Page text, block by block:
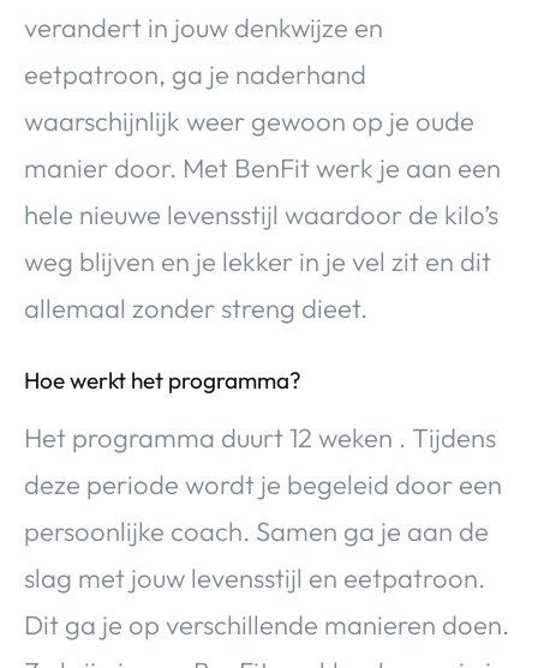
verandert in jouw denkwijze en
eetpatroon, ga je naderhand
waarschijnlijk weer gewoon op je oude
manier door. Met BenFit werk je aan een
hele nieuwe levensstijl waardoor de kilo’s
weg blijven en je lekker in je vel zit en dit
allemaal zonder streng dieet.
Hoe werkt het programma?
Het programma duurt 12 weken . Tijdens
deze periode wordt je begeleid door een
persoonlijke coach. Samen ga je aan de
slag met jouw levensstijl en eetpatroon.
Dit ga je op verschillende manieren doen.